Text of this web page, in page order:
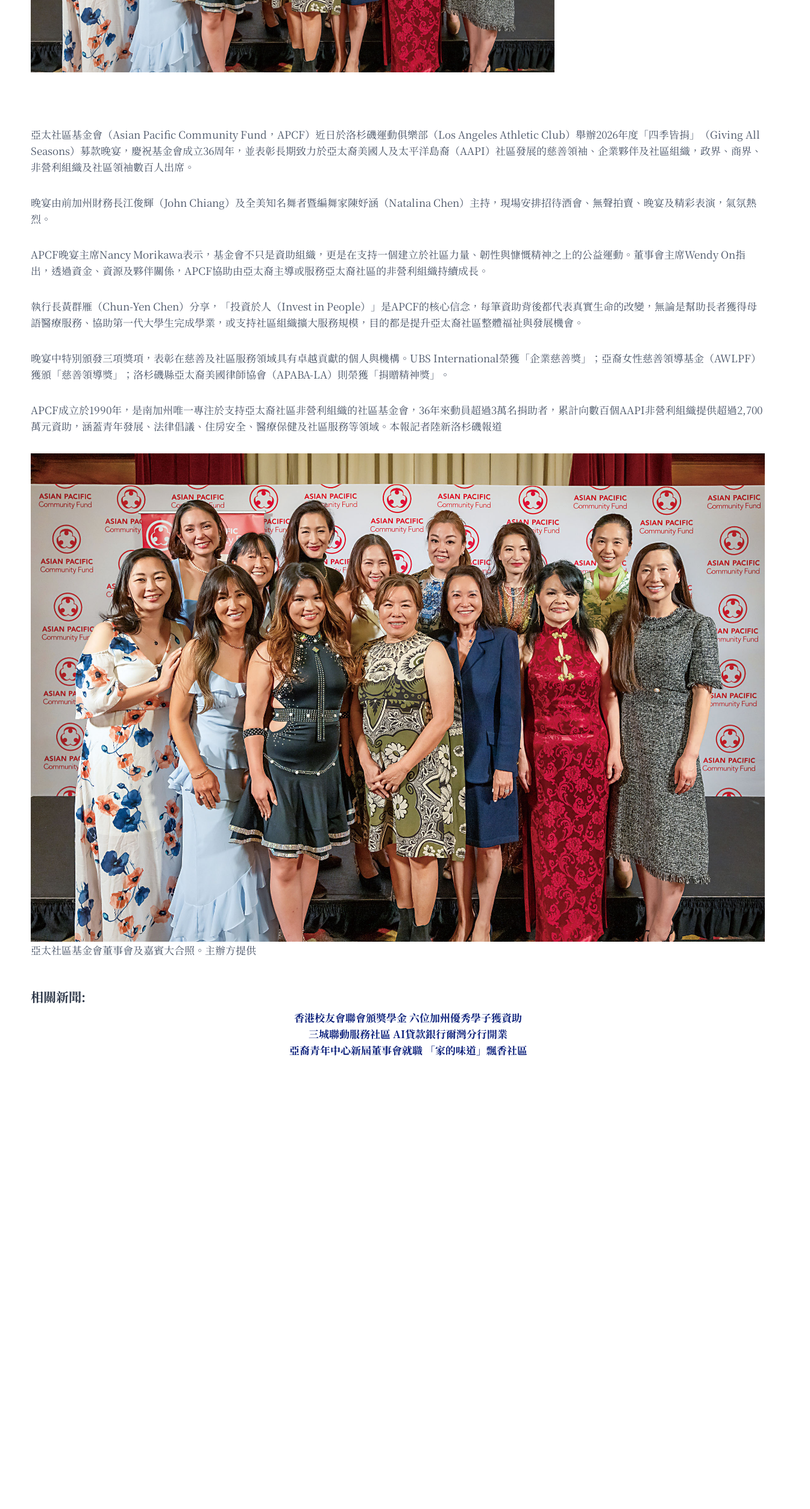
亞太社區基金會（Asian Pacific Community Fund，APCF）近日於洛杉磯運動俱樂部（Los Angeles Athletic Club）舉辦2026年度「四季皆捐」（Giving All
Seasons）募款晚宴，慶祝基金會成立36周年，並表彰長期致力於亞太裔美國人及太平洋島裔（AAPI）社區發展的慈善領袖、企業夥伴及社區組織，政界、商界、
非營利組織及社區領袖數百人出席。
晚宴由前加州財務長江俊輝（John Chiang）及全美知名舞者暨編舞家陳妤涵（Natalina Chen）主持，現場安排招待酒會、無聲拍賣、晚宴及精彩表演，氣氛熱
烈。
APCF晚宴主席Nancy Morikawa表示，基金會不只是資助組織，更是在支持一個建立於社區力量、韌性與慷慨精神之上的公益運動。董事會主席Wendy On指
出，透過資金、資源及夥伴關係，APCF協助由亞太裔主導或服務亞太裔社區的非營利組織持續成長。
執行長黃群雁（Chun-Yen Chen）分享，「投資於人（Invest in People）」是APCF的核心信念，每筆資助背後都代表真實生命的改變，無論是幫助長者獲得母
語醫療服務、協助第一代大學生完成學業，或支持社區組織擴大服務規模，目的都是提升亞太裔社區整體福祉與發展機會。
晚宴中特別頒發三項獎項，表彰在慈善及社區服務領域具有卓越貢獻的個人與機構。UBS International榮獲「企業慈善獎」；亞裔女性慈善領導基金（AWLPF）
獲頒「慈善領導獎」；洛杉磯縣亞太裔美國律師協會（APABA-LA）則榮獲「捐贈精神獎」。
APCF成立於1990年，是南加州唯一專注於支持亞太裔社區非營利組織的社區基金會，36年來動員超過3萬名捐助者，累計向數百個AAPI非營利組織提供超過2,700
萬元資助，涵蓋青年發展、法律倡議、住房安全、醫療保健及社區服務等領域。本報記者陸新洛杉磯報道
亞太社區基金會董事會及嘉賓大合照。主辦方提供
相關新聞:
香港校友會聯會頒獎學金 六位加州優秀學子獲資助
三城聯動服務社區 AI貸款銀行爾灣分行開業
亞裔青年中心新屆董事會就職 「家的味道」飄香社區